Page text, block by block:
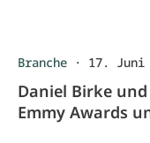
Branche · 17. Juni
Daniel Birke
Emmy Awards